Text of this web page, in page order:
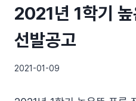
2021년 1학기
선발공고
2021-01-09